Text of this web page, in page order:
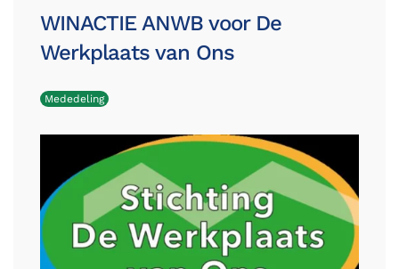
WINACTIE ANWB voor De
Werkplaats van Ons
Mededeling